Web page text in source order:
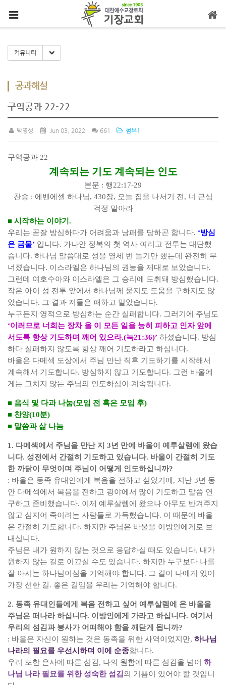
커뮤니티 Toggle Dropdown
공과해설
구역공과 22-22
탁영성 Jun 03, 2022 661 첨부1
구역공과 22
계속되는 기도 계속되는 인도
본문 : 행22:17-29
찬송 : 에벤에셀 하나님, 430장, 오늘 집을 나서기 전 , 너 근심
걱정 말아라
■ 시작하는 이야기 .
우리는 곧잘 방심하다가 어려움과 낭패를 당하곤 합니다. ‘방심
은 금물’ 입니다. 가나안 정복의 첫 역사 여리고 전투는 대단했
습니다. 하나님 말씀대로 성을 열세 번 돌기만 했는데 완전히 무
너졌습니다. 이스라엘은 하나님의 권능을 제대로 보았습니다.
그런데 여호수아와 이스라엘은 그 승리에 도취돼 방심했습니다.
작은 아이 성 전투 앞에서 하나님께 묻지도 도움을 구하지도 않
았습니다. 그 결과 저들은 패하고 말았습니다.
누구든지 영적으로 방심하는 순간 실패합니다. 그러기에 주님도
‘이러므로 너희는 장차 올 이 모든 일을 능히 피하고 인자 앞에
서도록 항상 기도하며 깨어 있으라.(눅21:36)’ 하셨습니다. 방심
하다 실패하지 않도록 항상 깨어 기도하라고 하십니다.
바울은 다메섹 도상에서 주님 만난 직후 기도하기를 시작해서
계속해서 기도합니다. 방심하지 않고 기도합니다. 그런 바울에
게는 그치지 않는 주님의 인도하심이 계속됩니다.
■ 음식 및 다과 나눔(모임 전 혹은 모임 후)
■ 찬양(10분)
■ 말씀과 삶 나눔
1. 다메섹에서 주님을 만난 지 3년 만에 바울이 예루살렘에 왔습
니다. 성전에서 간절히 기도하고 있습니다. 바울이 간절히 기도
한 까닭이 무엇이며 주님이 어떻게 인도하십니까?
: 바울은 동족 유대인에게 복음을 전하고 싶었기에 , 지난 3년 동
안 다메섹에서 복음을 전하고 광야에서 많이 기도하고 말씀 연
구하고 준비했습니다. 이제 예루살렘에 왔으나 아무도 반겨주지
않고 심지어 죽이려는 사람들로 가득했습니다. 이 때문에 바울
은 간절히 기도합니다. 하지만 주님은 바울을 이방인에게로 보
내십니다.
주님은 내가 원하지 않는 것으로 응답하실 때도 있습니다. 내가
원하지 않는 길로 이끄실 수도 있습니다. 하지만 누구보다 나를
잘 아시는 하나님이심을 기억해야 합니다. 그 길이 나에게 있어
가장 선한 길. 좋은 길임을 우리는 기억해야 합니다.
2. 동족 유대인들에게 복음 전하고 싶어 예루살렘에 온 바울을
주님은 떠나라 하십니다. 이방인에게 가라고 하십니다. 여기서
우리의 섬김과 봉사가 어떠해야 함을 깨닫게 됩니까?
: 바울은 자신이 원하는 것은 동족을 위한 사역이었지만, 하나님
나라의 필요를 우선시하며 이에 순종합니다.
우리 또한 은사에 따른 섬김, 나의 원함에 따른 섬김을 넘어 하
나님 나라 필요를 위한 성숙한 섬김 의 기쁨이 있어야 할 것입니